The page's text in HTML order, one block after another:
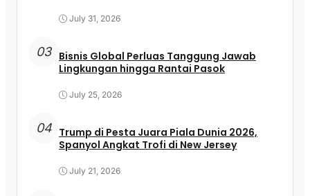
July 31, 2026
03 Bisnis Global Perluas Tanggung Jawab
Lingkungan hingga Rantai Pasok
July 25, 2026
04 Trump di Pesta Juara Piala Dunia 2026,
Spanyol Angkat Trofi di New Jersey
July 21, 2026